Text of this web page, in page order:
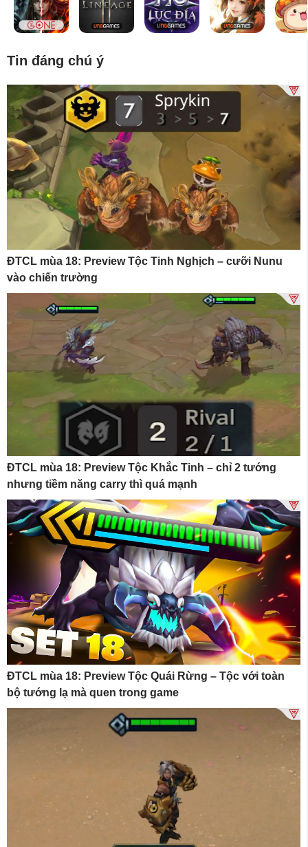
Tin đáng chú ý
ĐTCL mùa 18: Preview Tộc Tinh Nghịch – cưỡi Nunu
vào chiến trường
ĐTCL mùa 18: Preview Tộc Khắc Tinh – chỉ 2 tướng
nhưng tiềm năng carry thì quá mạnh
ĐTCL mùa 18: Preview Tộc Quái Rừng – Tộc với toàn
bộ tướng lạ mà quen trong game